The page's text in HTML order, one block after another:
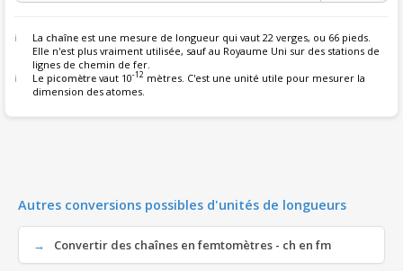
La chaîne est une mesure de longueur qui vaut 22 verges, ou 66 pieds.
Elle n'est plus vraiment utilisée, sauf au Royaume Uni sur des stations de
lignes de chemin de fer.
Le picomètre vaut 10-12 mètres. C'est une unité utile pour mesurer la
dimension des atomes.
Autres conversions possibles d'unités de longueurs
Convertir des chaînes en femtomètres - ch en fm